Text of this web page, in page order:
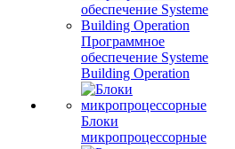
Программное
обеспечение Systeme
Building Operation
Блоки
микропроцессорные